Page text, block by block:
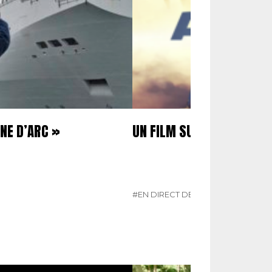
D’ARC » UN FILM SUR LA PAF
#EN DIRECT DES ARMÉES